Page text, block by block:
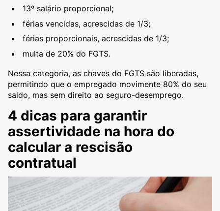
13º salário proporcional;
férias vencidas, acrescidas de 1/3;
férias proporcionais, acrescidas de 1/3;
multa de 20% do FGTS.
Nessa categoria, as chaves do FGTS são liberadas,
permitindo que o empregado movimente 80% do seu
saldo, mas sem direito ao seguro-desemprego.
4 dicas para garantir
assertividade na hora do
calcular a rescisão
contratual